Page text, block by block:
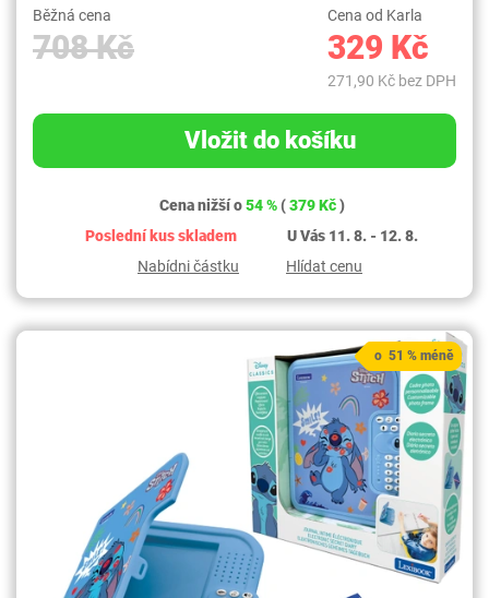
Běžná cena
708 Kč
Cena od Karla
329 Kč
271,90 Kč bez DPH
Vložit do košíku
Cena nižší o54 %(379 Kč)
Poslední kus skladem
U Vás 11. 8. - 12. 8.
Nabídni částku
Hlídat cenu
o 51 % méně